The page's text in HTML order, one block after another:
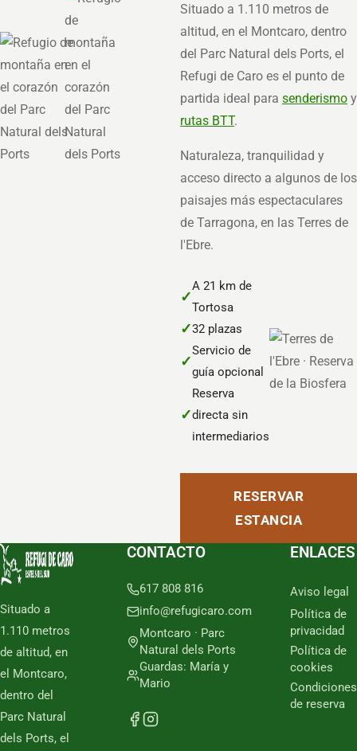
Situado a 1.110 metros de
altitud, en el Montcaro, dentro
del Parc Natural dels Ports, el
Refugi de Caro es el punto de
partida ideal para senderismo y
rutas BTT.
Naturaleza, tranquilidad y
acceso directo a algunos de los
paisajes más espectaculares
de Tarragona, en las Terres de
l'Ebre.
✓
A 21 km de
Tortosa
✓32 plazas
✓
Servicio de
guía opcional
✓
Reserva
directa sin
intermediarios
RESERVAR
ESTANCIA
Situado a
1.110 metros
de altitud, en
el Montcaro,
dentro del
Parc Natural
dels Ports, el
CONTACTO
617 808 816
info@refugicaro.com
Montcaro · Parc
Natural dels Ports
Guardas: María y
Mario
ENLACES
Aviso legal
Política de
privacidad
Política de
cookies
Condiciones
de reserva